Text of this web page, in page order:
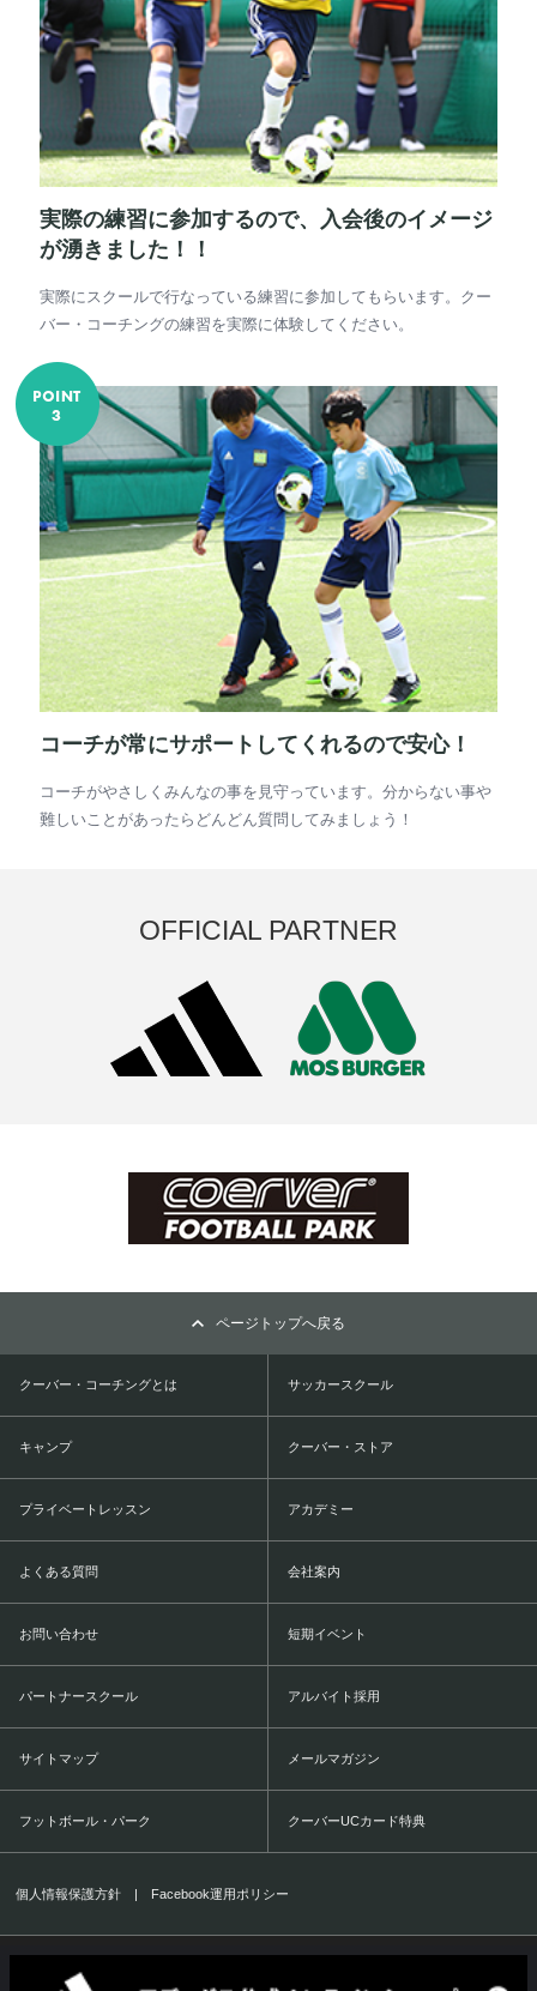
実際の練習に参加するので、入会後のイメージ
が湧きました！！
実際にスクールで行なっている練習に参加してもらいます。クー
バー・コーチングの練習を実際に体験してください。
コーチが常にサポートしてくれるので安心！
コーチがやさしくみんなの事を見守っています。分からない事や
難しいことがあったらどんどん質問してみましょう！
OFFICIAL PARTNER
ページトップへ戻る
クーバー・コーチングとは サッカースクール
キャンプ クーバー・ストア
プライベートレッスン アカデミー
よくある質問 会社案内
お問い合わせ 短期イベント
パートナースクール アルバイト採用
サイトマップ メールマガジン
フットボール・パーク クーバーUCカード特典
個人情報保護方針 Facebook運用ポリシー